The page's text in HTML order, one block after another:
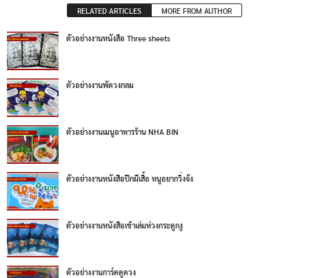
RELATED ARTICLES MORE FROM AUTHOR
ตัวอย่างงานหนังสือ Three sheets
ตัวอย่างงานพัดวงกลม
ตัวอย่างงานเมนูอาหารร้าน NHA BIN
ตัวอย่างงานหนังสือปีกผีเสื้อ หนูอยากวิ่งจัง
ตัวอย่างงานหนังสือเข้าเล่มห่วงกระดูกงู
ตัวอย่างงานการ์ดดูดวง